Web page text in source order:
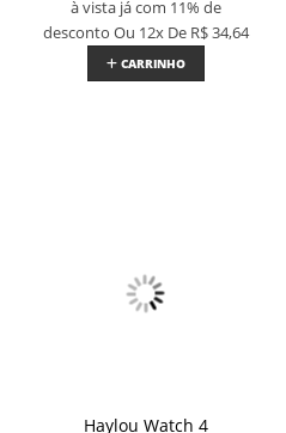
à vista já com 11% de
desconto Ou 12x De R$ 34,64
CARRINHO
Haylou Watch 4